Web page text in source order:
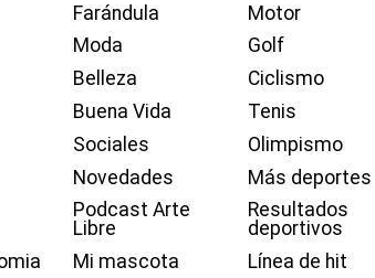
Farándula
Moda
Belleza
Buena Vida
Sociales
Novedades
Podcast Arte
Libre
Mi mascota
Motor
Golf
Ciclismo
Tenis
Olimpismo
Más deportes
Resultados
deportivos
Línea de hit